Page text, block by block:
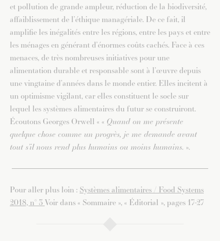
et pollution de grande ampleur, réduction de la biodiversité,
affaiblissement de l’éthique managériale. De ce fait, il
amplifie les inégalités entre les régions, entre les pays et entre
les ménages en générant d’énormes coûts cachés. Face à ces
menaces, de très nombreuses initiatives pour une
alimentation durable et responsable sont à l’œuvre depuis
une vingtaine d’années dans le monde entier. Elles incitent à
un optimisme vigilant, car elles constituent le socle sur
lequel les systèmes alimentaires du futur se construiront.
Écoutons Georges Orwell « « Quand on me présente
quelque chose comme un progrès, je me demande avant
tout s’il nous rend plus humains ou moins humains. ».
Pour aller plus loin : Systèmes alimentaires / Food Systems
2018, n° 3 Voir dans « Sommaire », « Éditorial », pages 17-27